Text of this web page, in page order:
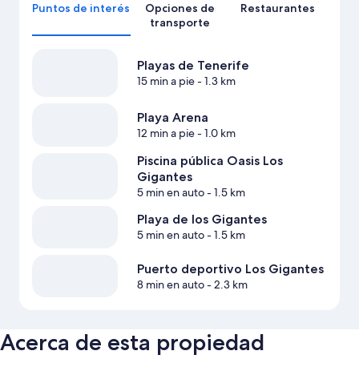
Puntos de interés
Opciones de
transporte
Restaurantes
Playas de Tenerife
15 min a pie- 1.3 km
Playa Arena
12 min a pie- 1.0 km
Piscina pública Oasis Los
Gigantes
5 min en auto- 1.5 km
Playa de los Gigantes
5 min en auto- 1.5 km
Puerto deportivo Los Gigantes
8 min en auto- 2.3 km
Acerca de esta propiedad